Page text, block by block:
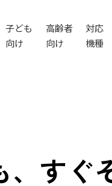
子ども
向け
高齢者
向け
対応
機種
すぐ